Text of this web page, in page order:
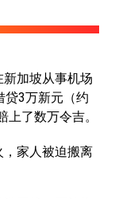
加坡从事机场
贷3万新元（约
了数万令吉。
家人被迫搬离